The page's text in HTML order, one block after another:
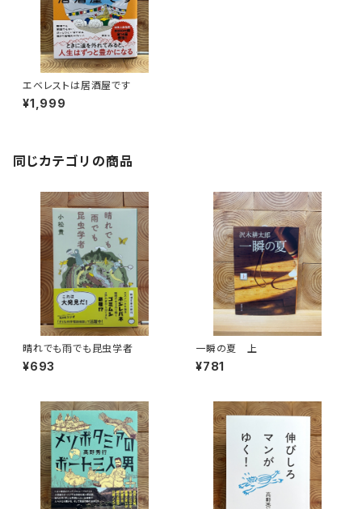
エベレストは居酒屋です
¥1,999
同じカテゴリの商品
晴れでも雨でも昆虫学者
¥693
一瞬の夏 上
¥781